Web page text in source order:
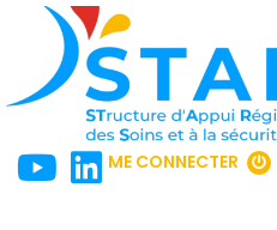
ME CONNECTER